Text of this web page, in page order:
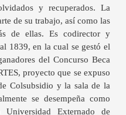
y recuperados. La
de su trabajo, así como las
de ellas. Es codirector y
1839, en la cual se gestó el
del Concurso Beca
proyecto que se expuso
Colsubsidio y la sala de la
se desempeña como
Externado de